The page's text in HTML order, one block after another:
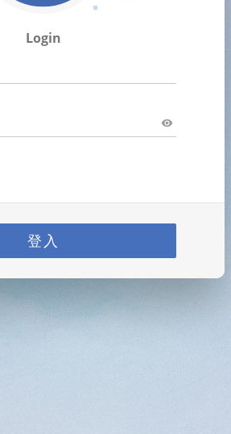
Login
登入